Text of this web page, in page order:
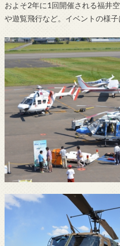
およそ2年に1回開催される福井
や遊覧飛行など。イベントの様子